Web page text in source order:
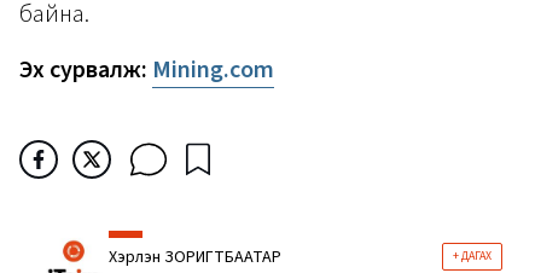
байна.
Эх сурвалж: Mining.com
Хэрлэн ЗОРИГТБААТАР + ДАГАХ